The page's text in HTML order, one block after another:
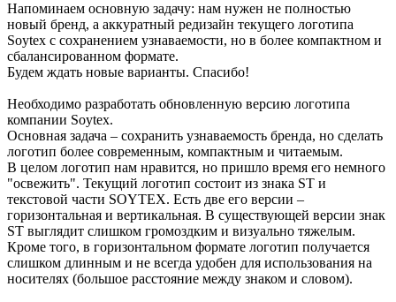
Напоминаем основную задачу: нам нужен не полностью
новый бренд, а аккуратный редизайн текущего логотипа
Soytex с сохранением узнаваемости, но в более компактном и
сбалансированном формате.
Будем ждать новые варианты. Спасибо!
Необходимо разработать обновленную версию логотипа
компании Soytex.
Основная задача – сохранить узнаваемость бренда, но сделать
логотип более современным, компактным и читаемым.
В целом логотип нам нравится, но пришло время его немного
"освежить". Текущий логотип состоит из знака ST и
текстовой части SOYTEX. Есть две его версии –
горизонтальная и вертикальная. В существующей версии знак
ST выглядит слишком громоздким и визуально тяжелым.
Кроме того, в горизонтальном формате логотип получается
слишком длинным и не всегда удобен для использования на
носителях (большое расстояние между знаком и словом).